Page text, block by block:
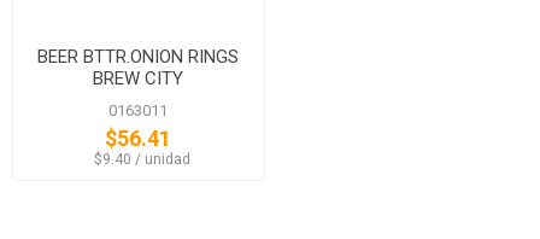
BEER BTTR.ONION RINGS
BREW CITY
0163011
$56.41
‏‏‎ ‎‏‏‎ ‎$9.40 / unidad